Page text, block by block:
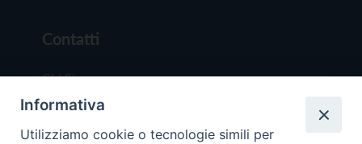
Contatti
Chi Siamo
Redazione
Scrivici
Informativa
Utilizziamo cookie o tecnologie simili per